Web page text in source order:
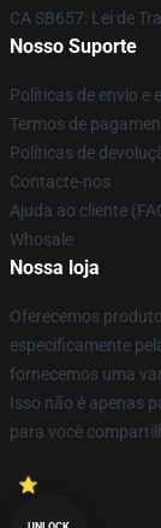
CA SB657: Lei de
Nosso Suporte
Políticas de envio e
Termos de
Políticas de
Contacte-nos
Ajuda ao cliente
Whosale
Nossa loja
Oferecemos
especificamente
fornecemos uma
Isso não é apenas
para você